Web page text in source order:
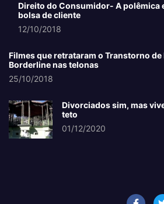
Direito do Consumidor- A polêmica
bolsa de cliente
12/10/2018
Filmes que retrataram o Transtorno
Borderline nas telonas
25/10/2018
Divorciados sim, mas
teto
01/12/2020